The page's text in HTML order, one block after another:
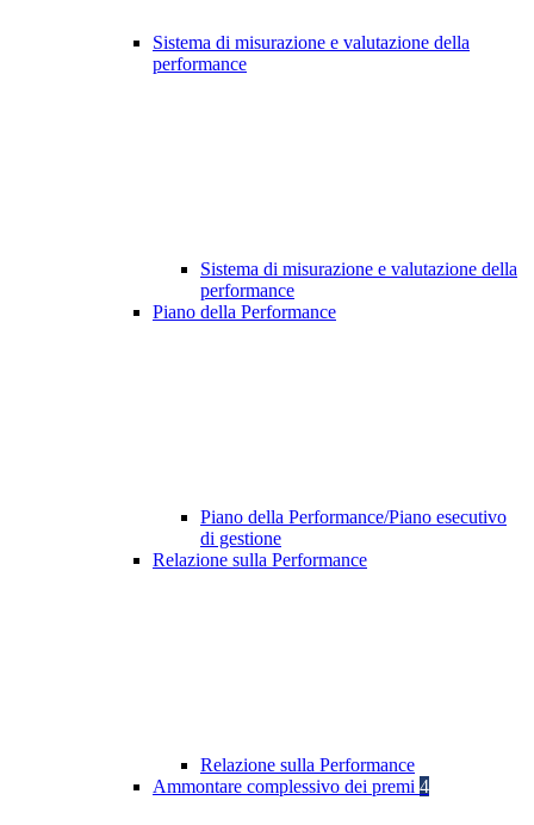
Sistema di misurazione e valutazione della
performance
Sistema di misurazione e valutazione della
performance
Piano della Performance
Piano della Performance/Piano esecutivo
di gestione
Relazione sulla Performance
Relazione sulla Performance
Ammontare complessivo dei premi 4